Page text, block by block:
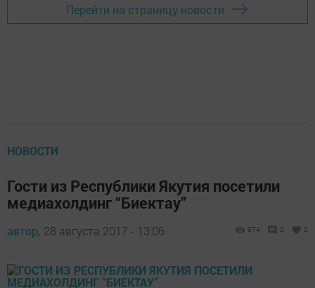
Перейти на страницу новости
НОВОСТИ
Гости из Республики Якутия посетили
медиахолдинг “Биектау”
автор, 28 августа 2017 - 13:06 974 0 0